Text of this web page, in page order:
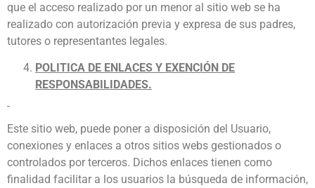
que el acceso realizado por un menor al sitio web se ha
realizado con autorización previa y expresa de sus padres,
tutores o representantes legales.
POLITICA DE ENLACES Y EXENCIÓN DE
RESPONSABILIDADES.
Este sitio web, puede poner a disposición del Usuario,
conexiones y enlaces a otros sitios webs gestionados o
controlados por terceros. Dichos enlaces tienen como
finalidad facilitar a los usuarios la búsqueda de información,